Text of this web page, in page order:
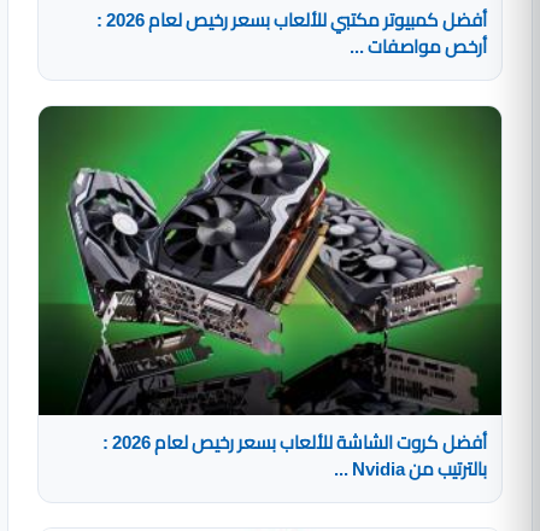
أفضل كمبيوتر مكتبي للألعاب بسعر رخيص لعام 2026 :
أرخص مواصفات ...
أفضل كروت الشاشة للألعاب بسعر رخيص لعام 2026 :
بالترتيب من Nvidia ...